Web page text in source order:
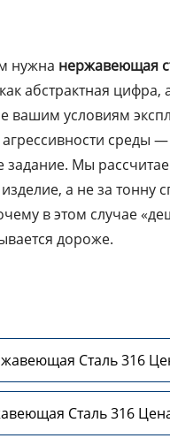
нужна нержавеющая
абстрактная цифра,
вашим условиям
среды —
задание. Мы
а не за тонну
в этом случае
дороже.
Сталь 316
Поставки Для
Сталь 316